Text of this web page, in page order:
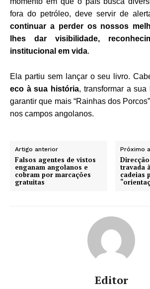
fora do petróleo, deve servir de
continuar a perder os nossos
lhes dar visibilidade,
institucional em vida.
Ela partiu sem lançar o seu livro.
eco à sua história, transformar a
garantir que mais “Rainhas dos
nos campos angolanos.
Artigo anterior
Falsos agentes de vistos
enganam angolanos e
cobram por marcações
gratuitas
Próximo
Direcção
travada
cadeias
Editor